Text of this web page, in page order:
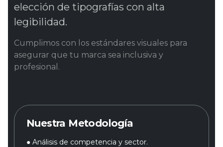
elección de tipografías con alta
legibilidad.
Cumplimos con los estándares visuales para
asegurar que tu marca sea inclusiva y
profesional.
Nuestra Metodología
● Análisis de competencia y sector.